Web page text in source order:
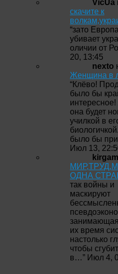
VicUa
скачите к
“зато
убивает
оличии от
20, 13:45
nexto
Женщина в
“Клёво!
было бы
интересное!
она будет
училкой в
было бы
Июл 13,
kirgam
ОДНА
так войны и
маскируют
их время
настолько
чтобы
в…” Июл 4,